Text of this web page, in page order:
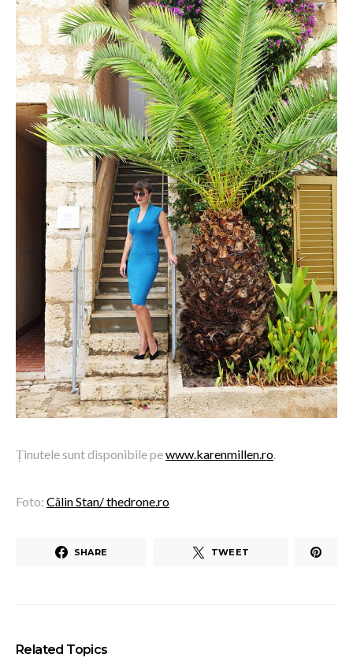
Ținutele sunt disponibile pewww.karenmillen.ro.
Foto: Călin Stan/ thedrone.ro
SHARE TWEET
Related Topics